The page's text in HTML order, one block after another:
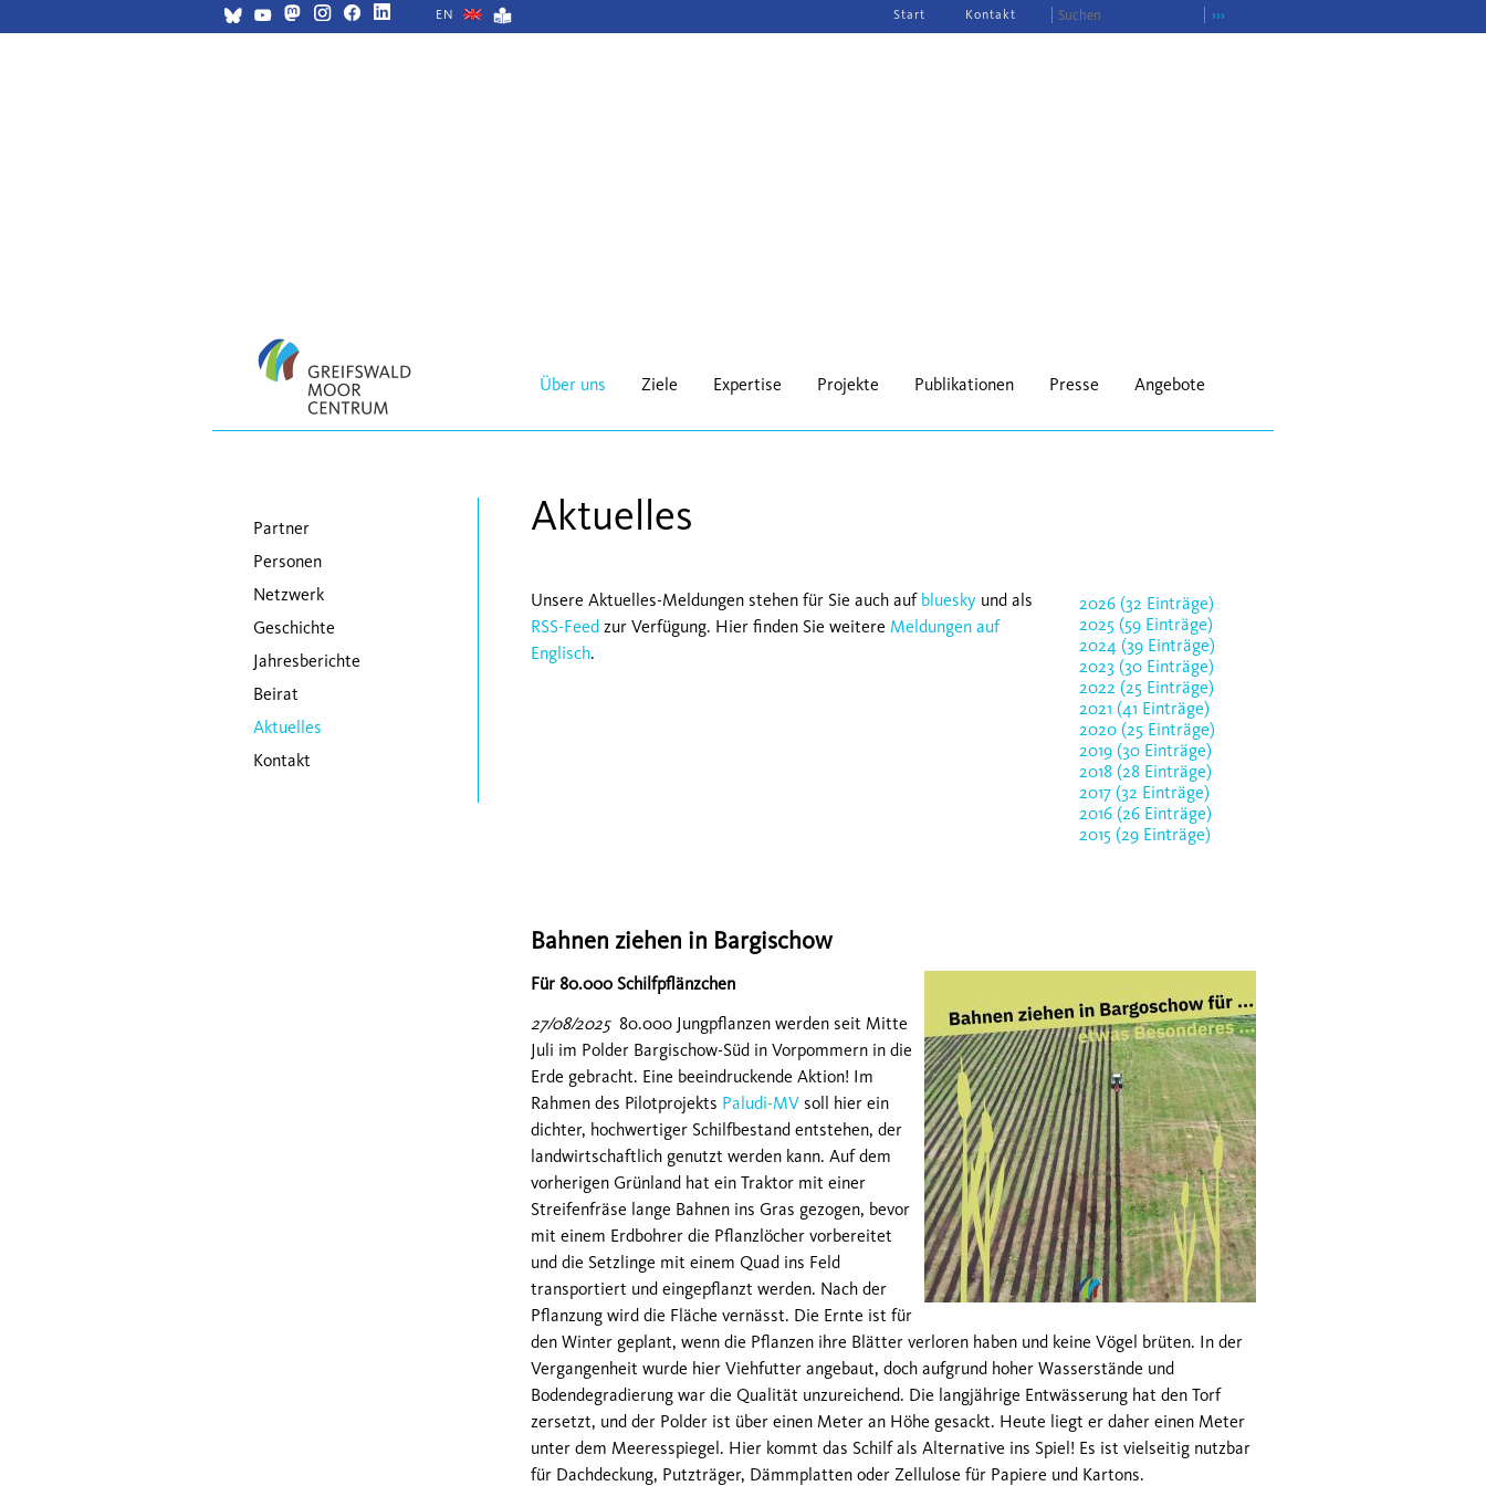
EN ›››
Navigation
überspringen
Start Kontakt
Navigation
überspringen
Über uns Ziele Expertise Projekte Publikationen Presse Angebote
Aktuelles
Unsere Aktuelles-Meldungen stehen für Sie auch auf bluesky und als
RSS-Feed zur Verfügung. Hier finden Sie weitere Meldungen auf
Englisch.
2026 (32 Einträge)
2025 (59 Einträge)
2024 (39 Einträge)
2023 (30 Einträge)
2022 (25 Einträge)
2021 (41 Einträge)
2020 (25 Einträge)
2019 (30 Einträge)
2018 (28 Einträge)
2017 (32 Einträge)
2016 (26 Einträge)
2015 (29 Einträge)
Bahnen ziehen in Bargischow
Für 80.000 Schilfpflänzchen
27/08/202580.000 Jungpflanzen werden seit Mitte
Juli im Polder Bargischow-Süd in Vorpommern in die
Erde gebracht. Eine beeindruckende Aktion! Im
Rahmen des Pilotprojekts Paludi-MV soll hier ein
dichter, hochwertiger Schilfbestand entstehen, der
landwirtschaftlich genutzt werden kann. Auf dem
vorherigen Grünland hat ein Traktor mit einer
Streifenfräse lange Bahnen ins Gras gezogen, bevor
mit einem Erdbohrer die Pflanzlöcher vorbereitet
und die Setzlinge mit einem Quad ins Feld
transportiert und eingepflanzt werden. Nach der
Pflanzung wird die Fläche vernässt. Die Ernte ist für
den Winter geplant, wenn die Pflanzen ihre Blätter verloren haben und keine Vögel brüten. In der
Vergangenheit wurde hier Viehfutter angebaut, doch aufgrund hoher Wasserstände und
Bodendegradierung war die Qualität unzureichend. Die langjährige Entwässerung hat den Torf
zersetzt, und der Polder ist über einen Meter an Höhe gesackt. Heute liegt er daher einen Meter
unter dem Meeresspiegel. Hier kommt das Schilf als Alternative ins Spiel! Es ist vielseitig nutzbar
für Dachdeckung, Putzträger, Dämmplatten oder Zellulose für Papiere und Kartons.
Navigation überspringen
Partner
Personen
Netzwerk
Geschichte
Jahresberichte
Beirat
Aktuelles
Kontakt